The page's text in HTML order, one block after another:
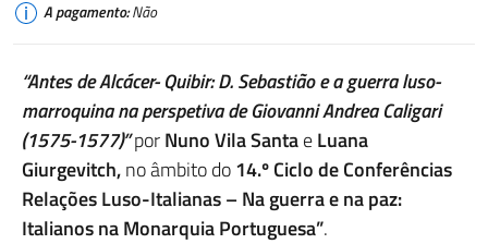
A pagamento:Não
“Antes de Alcácer- Quibir: D. Sebastião e a guerra luso-
marroquina na perspetiva de Giovanni Andrea Caligari
(1575-1577)”porNuno Vila SantaeLuana
Giurgevitch,no âmbito do14.º Ciclo de Conferências
Relações Luso-Italianas – Na guerra e na paz:
Italianos na Monarquia Portuguesa”.